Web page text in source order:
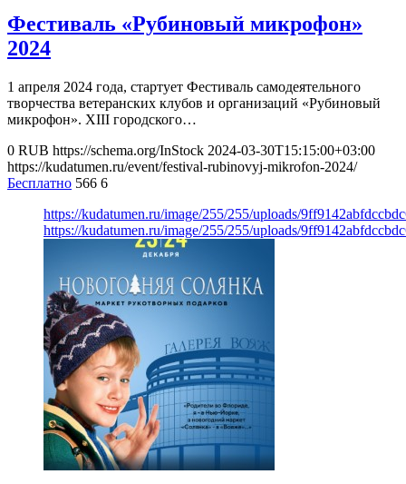
Фестиваль «Рубиновый микрофон»
2024
1 апреля 2024 года, стартует Фестиваль самодеятельного
творчества ветеранских клубов и организаций «Рубиновый
микрофон». XIII городского…
0 RUB https://schema.org/InStock 2024-03-30T15:15:00+03:00
https://kudatumen.ru/event/festival-rubinovyj-mikrofon-2024/
Бесплатно 566 6
https://kudatumen.ru/image/255/255/uploads/
https://kudatumen.ru/image/255/255/uploads/